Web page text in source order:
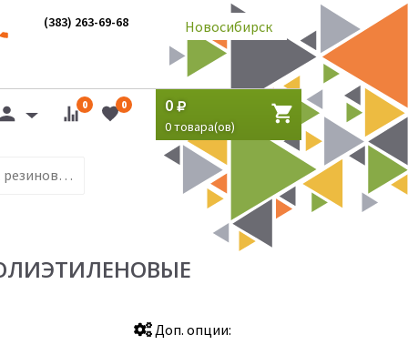
(383) 263-69-68 Новосибирск
0 0 0
0товара(ов)
Перчатки латексные, резиновые, нитриловые, полиэтиленовые
Доп. опции: